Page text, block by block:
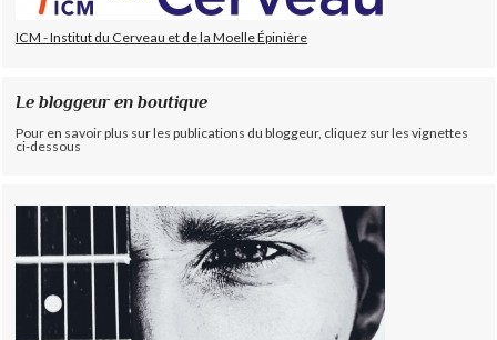
ICM - Institut du Cerveau et de la Moelle Épinière
Le bloggeur en boutique
Pour en savoir plus sur les publications du bloggeur, cliquez sur les vignettes
ci-dessous